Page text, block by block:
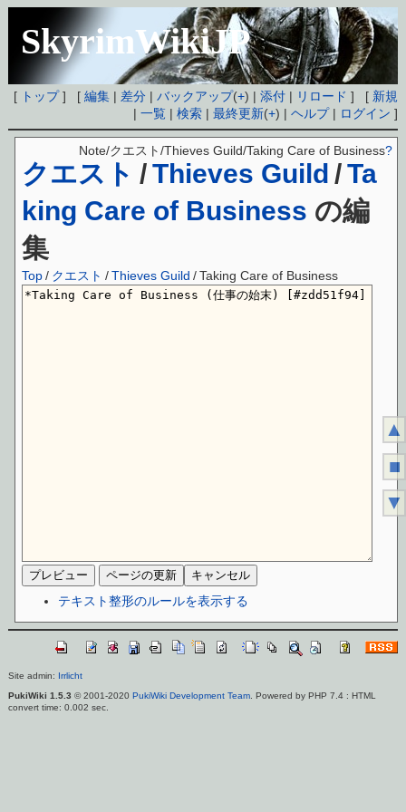
SkyrimWikiJP
[ トップ] [編集 | 差分 |バックアップ(+) |添付 | リロード ] [ 新規
|一覧 |検索 |最終更新(+) |ヘルプ| ログイン ]
クエスト /Thieves Guild /Ta
king Care of Business の編
集
Note/クエスト/Thieves Guild/Taking Care of Business?
Top / クエスト /Thieves Guild / Taking Care of Business
テキスト整形のルールを表示する
Site admin: Irrlicht
PukiWiki 1.5.3 © 2001-2020 PukiWiki Development Team. Powered by PHP 7.4 : HTML
convert time: 0.002 sec.
▲
■
▼